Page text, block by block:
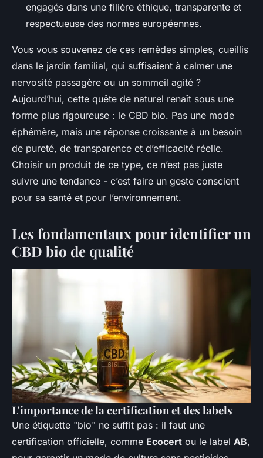
engagés dans une filière éthique, transparente et
respectueuse des normes européennes.
Vous vous souvenez de ces remèdes simples, cueillis
dans le jardin familial, qui suffisaient à calmer une
nervosité passagère ou un sommeil agité ?
Aujourd’hui, cette quête de naturel renaît sous une
forme plus rigoureuse : le CBD bio. Pas une mode
éphémère, mais une réponse croissante à un besoin
de pureté, de transparence et d’efficacité réelle.
Choisir un produit de ce type, ce n’est pas juste
suivre une tendance - c’est faire un geste conscient
pour sa santé et pour l’environnement.
Les fondamentaux pour identifier un
CBD bio de qualité
L'importance de la certification et des labels
Une étiquette "bio" ne suffit pas : il faut une
certification officielle, comme Ecocert ou le label AB,